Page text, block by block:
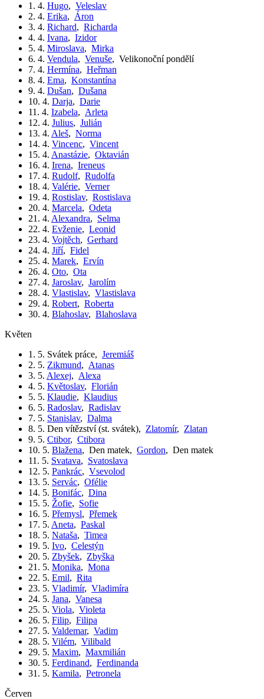
1. 4. Hugo, Veleslav
2. 4. Erika, Áron
3. 4. Richard, Richarda
4. 4. Ivana, Izidor
5. 4. Miroslava, Mirka
6. 4. Vendula, Venuše, Velikonoční pondělí
7. 4. Hermína, Heřman
8. 4. Ema, Konstantína
9. 4. Dušan, Dušana
10. 4. Darja, Darie
11. 4. Izabela, Arleta
12. 4. Julius, Julián
13. 4. Aleš, Norma
14. 4. Vincenc, Vincent
15. 4. Anastázie, Oktavián
16. 4. Irena, Ireneus
17. 4. Rudolf, Rudolfa
18. 4. Valérie, Verner
19. 4. Rostislav, Rostislava
20. 4. Marcela, Odeta
21. 4. Alexandra, Selma
22. 4. Evženie, Leonid
23. 4. Vojtěch, Gerhard
24. 4. Jiří, Fidel
25. 4. Marek, Ervín
26. 4. Oto, Ota
27. 4. Jaroslav, Jarolím
28. 4. Vlastislav, Vlastislava
29. 4. Robert, Roberta
30. 4. Blahoslav, Blahoslava
květen
1. 5. Svátek práce, Jeremiáš
2. 5. Zikmund, Atanas
3. 5. Alexej, Alexa
4. 5. Květoslav, Florián
5. 5. Klaudie, Klaudius
6. 5. Radoslav, Radislav
7. 5. Stanislav, Dalma
8. 5. Den vítězství (st. svátek), Zlatomír, Zlatan
9. 5. Ctibor, Ctibora
10. 5. Blažena, Den matek, Gordon, Den matek
11. 5. Svatava, Svatoslava
12. 5. Pankrác, Vsevolod
13. 5. Servác, Ofélie
14. 5. Bonifác, Dina
15. 5. Žofie, Sofie
16. 5. Přemysl, Přemek
17. 5. Aneta, Paskal
18. 5. Nataša, Timea
19. 5. Ivo, Celestýn
20. 5. Zbyšek, Zbyška
21. 5. Monika, Mona
22. 5. Emil, Rita
23. 5. Vladimír, Vladimíra
24. 5. Jana, Vanesa
25. 5. Viola, Violeta
26. 5. Filip, Filipa
27. 5. Valdemar, Vadim
28. 5. Vilém, Vilibald
29. 5. Maxim, Maxmilián
30. 5. Ferdinand, Ferdinanda
31. 5. Kamila, Petronela
červen